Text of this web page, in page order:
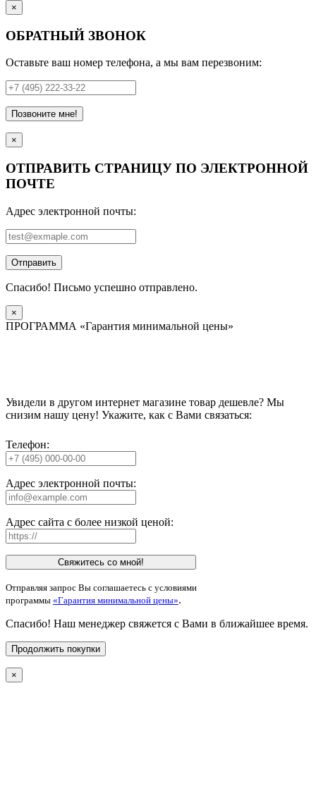
×
ОБРАТНЫЙ ЗВОНОК
Оставьте ваш номер телефона, а мы вам перезвоним:
Позвоните мне!
×
ОТПРАВИТЬ СТРАНИЦУ ПО ЭЛЕКТРОННОЙ
ПОЧТЕ
Адрес электронной почты:
Отправить
Спасибо! Письмо успешно отправлено.
×
ПРОГРАММА «Гарантия минимальной цены»
Увидели в другом интернет магазине товар дешевле? Мы
снизим нашу цену! Укажите, как с Вами связаться:
Телефон:
Адрес электронной почты:
Адрес сайта с более низкой ценой:
Свяжитесь со мной!
Отправляя запрос Вы соглашаетесь с условиями
программы «Гарантия минимальной цены».
Спасибо! Наш менеджер свяжется с Вами в ближайшее время.
Продолжить покупки
×